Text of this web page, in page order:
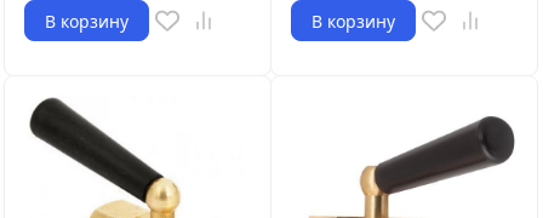
В корзину В корзину